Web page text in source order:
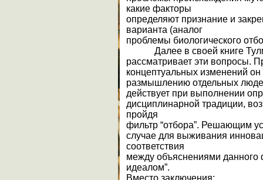
какие факторы
определяют признание и
варианта (аналог
проблемы биологического
Далее в своей книге
рассматривает эти вопросы.
концептуальных изменений он
размышлению отдельных
действует при выполнении
дисциплинарной традиции,
пройдя
фильтр “отбора”. Решающим
случае для выживания
соответствия
между объяснениями
идеалом”.
Вместо заключения: